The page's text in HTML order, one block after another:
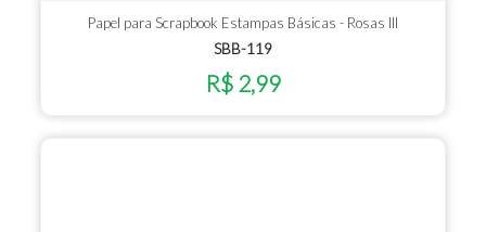
Papel para Scrapbook Estampas Básicas - Rosas III
SBB-119
R$ 2,99